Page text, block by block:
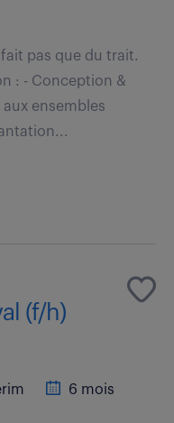
pas que du trait.
: - Conception &
ensembles
(f/h)
6 mois